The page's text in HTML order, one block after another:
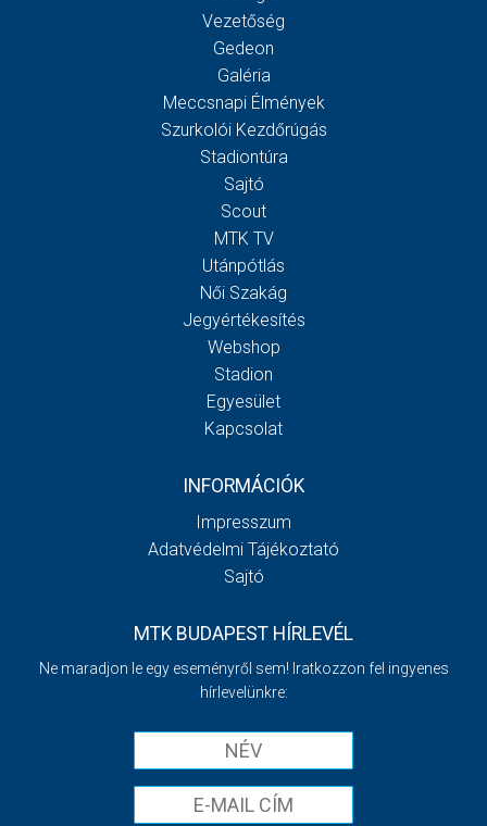
Vezetőség
Gedeon
Galéria
Meccsnapi Élmények
Szurkolói Kezdőrúgás
Stadiontúra
Sajtó
Scout
MTK TV
Utánpótlás
Női Szakág
Jegyértékesítés
Webshop
Stadion
Egyesület
Kapcsolat
INFORMÁCIÓK
Impresszum
Adatvédelmi Tájékoztató
Sajtó
MTK BUDAPEST HÍRLEVÉL
Ne maradjon le egy eseményről sem! Iratkozzon fel ingyenes
hírlevelünkre: